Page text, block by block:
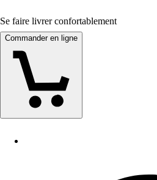
Se faire livrer confortablement
Commander en ligne